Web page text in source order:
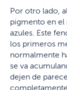
Por otro lado,
pigmento en el
azules. Este
los primeros
normalmente
se va
dejen de